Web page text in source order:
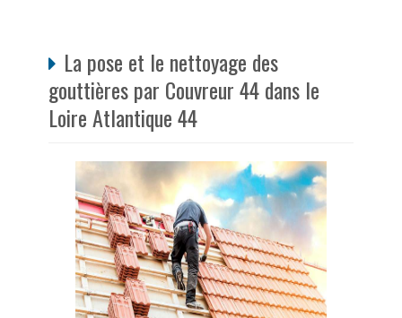
La pose et le nettoyage des
gouttières par Couvreur 44 dans le
Loire Atlantique 44